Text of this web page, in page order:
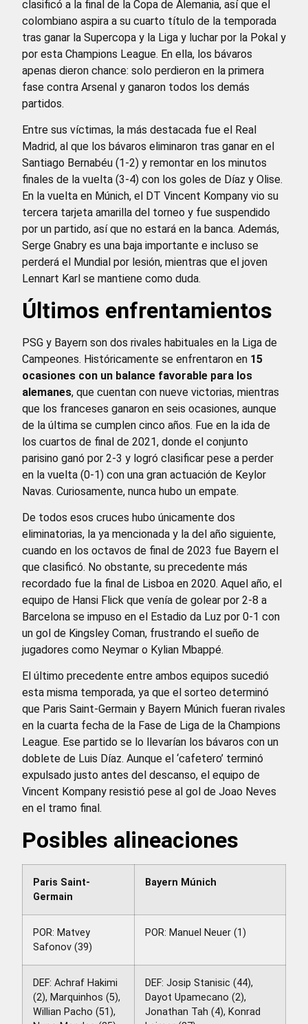
clasificó a la final de la Copa de Alemania, así que el
colombiano aspira a su cuarto título de la temporada
tras ganar la Supercopa y la Liga y luchar por la Pokal y
por esta Champions League. En ella, los bávaros
apenas dieron chance: solo perdieron en la primera
fase contra Arsenal y ganaron todos los demás
partidos.
Entre sus víctimas, la más destacada fue el Real
Madrid, al que los bávaros eliminaron tras ganar en el
Santiago Bernabéu (1-2) y remontar en los minutos
finales de la vuelta (3-4) con los goles de Díaz y Olise.
En la vuelta en Múnich, el DT Vincent Kompany vio su
tercera tarjeta amarilla del torneo y fue suspendido
por un partido, así que no estará en la banca. Además,
Serge Gnabry es una baja importante e incluso se
perderá el Mundial por lesión, mientras que el joven
Lennart Karl se mantiene como duda.
Últimos enfrentamientos
PSG y Bayern son dos rivales habituales en la Liga de
Campeones. Históricamente se enfrentaron en 15
ocasiones con un balance favorable para los
alemanes, que cuentan con nueve victorias, mientras
que los franceses ganaron en seis ocasiones, aunque
de la última se cumplen cinco años. Fue en la ida de
los cuartos de final de 2021, donde el conjunto
parisino ganó por 2-3 y logró clasificar pese a perder
en la vuelta (0-1) con una gran actuación de Keylor
Navas. Curiosamente, nunca hubo un empate.
De todos esos cruces hubo únicamente dos
eliminatorias, la ya mencionada y la del año siguiente,
cuando en los octavos de final de 2023 fue Bayern el
que clasificó. No obstante, su precedente más
recordado fue la final de Lisboa en 2020. Aquel año, el
equipo de Hansi Flick que venía de golear por 2-8 a
Barcelona se impuso en el Estadio da Luz por 0-1 con
un gol de Kingsley Coman, frustrando el sueño de
jugadores como Neymar o Kylian Mbappé.
El último precedente entre ambos equipos sucedió
esta misma temporada, ya que el sorteo determinó
que Paris Saint-Germain y Bayern Múnich fueran rivales
en la cuarta fecha de la Fase de Liga de la Champions
League. Ese partido se lo llevarían los bávaros con un
doblete de Luis Díaz. Aunque el ‘cafetero’ terminó
expulsado justo antes del descanso, el equipo de
Vincent Kompany resistió pese al gol de Joao Neves
en el tramo final.
Posibles alineaciones
Paris Saint-
Germain
Bayern Múnich
POR: Matvey
Safonov (39)
POR: Manuel Neuer (1)
DEF: Achraf Hakimi
(2), Marquinhos (5),
Willian Pacho (51),
DEF: Josip Stanisic (44),
Dayot Upamecano (2),
Jonathan Tah (4), Konrad